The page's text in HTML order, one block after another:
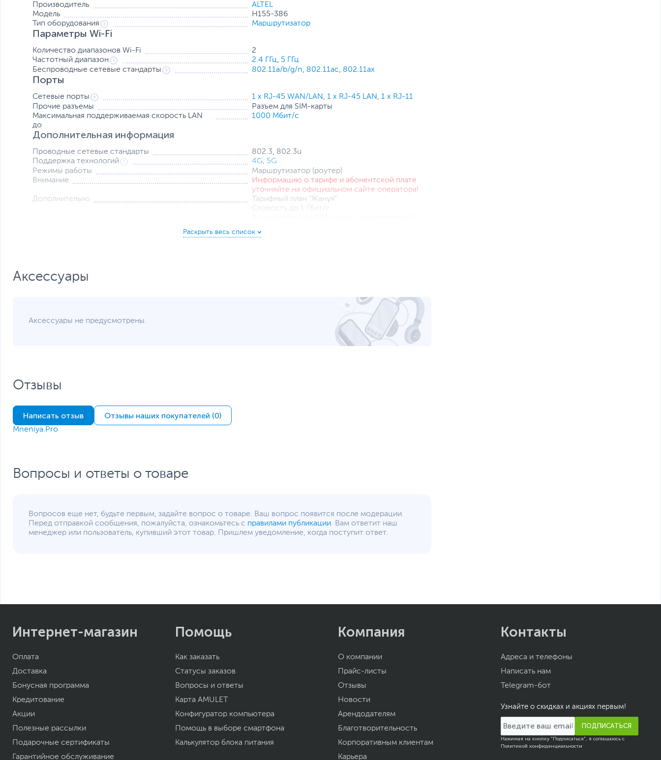
Производитель
ALTEL
Модель
H155-386
Тип оборудования
Маршрутизатор
Параметры Wi-Fi
Количество диапазонов Wi-Fi
2
Частотный диапазон
2.4 ГГц, 5 ГГц
Беспроводные сетевые стандарты
802.11a/b/g/n, 802.11ac, 802.11ax
Порты
Сетевые порты 1 x RJ-45 WAN/LAN,1 x RJ-45 LAN,1 x RJ-11
Прочие разъемы
Разъем для SIM-карты
Максимальная поддерживаемая скорость LAN
до
1000 Мбит/с
Дополнительная информация
Проводные сетевые стандарты
802.3, 802.3u
Поддержка технологий
4G, 5G
Режимы работы
Маршрутизатор (роутер)
Внимание
Информацию о тарифе и абонентской плате
уточняйте на официальном сайте оператора!
Дополнительно
Тарифный план "Жанұя"
Скорость до 1 Гбит/с
Индикатор состояния сети, сигнала 4G и 5G
Напряжение
Питание
Размеры упаковки (Ш х В х Г)
Вес изделия
Ссылка на сайт производителя
без отражения в каталоге интернет-магазина.
Аксессуары
Аксессуары не предусмотрены.
Отзывы
Написать отзыв Отзывы наших покупателей (0)
Mneniya.Pro
Вопросы и ответы о товаре
Вопросов еще нет, будьте первым, задайте вопрос о товаре. Ваш вопрос появится после модерации.
Перед отправкой сообщения, пожалуйста, ознакомьтесь с правилами публикации. Вам ответит наш
менеджер или пользователь, купивший этот товар. Пришлем уведомление, когда поступит ответ.
Интернет-магазин
Оплата
Доставка
Бонусная программа
Кредитование
Акции
Полезные рассылки
Подарочные сертификаты
Гарантийное обслуживание
Помощь
Как заказать
Статусы заказов
Вопросы и ответы
Карта AMULET
Конфигуратор компьютера
Помощь в выборе смартфона
Калькулятор блока питания
Компания
О компании
Прайс-листы
Отзывы
Новости
Арендодателям
Благотворительность
Корпоративным клиентам
Карьера
Контакты
Адреса и телефоны
Написать нам
Telegram-бот
Узнайте о скидках и акциях первым!
ПОДПИСАТЬСЯ
Нажимая на кнопку "Подписаться", я соглашаюсь с
Политикой конфиденциальности